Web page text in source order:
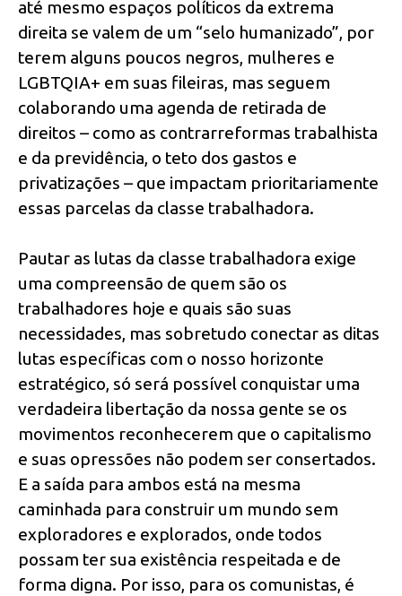
até mesmo espaços políticos da extrema
direita se valem de um “selo humanizado”, por
terem alguns poucos negros, mulheres e
LGBTQIA+ em suas fileiras, mas seguem
colaborando uma agenda de retirada de
direitos – como as contrarreformas trabalhista
e da previdência, o teto dos gastos e
privatizações – que impactam prioritariamente
essas parcelas da classe trabalhadora.
Pautar as lutas da classe trabalhadora exige
uma compreensão de quem são os
trabalhadores hoje e quais são suas
necessidades, mas sobretudo conectar as ditas
lutas específicas com o nosso horizonte
estratégico, só será possível conquistar uma
verdadeira libertação da nossa gente se os
movimentos reconhecerem que o capitalismo
e suas opressões não podem ser consertados.
E a saída para ambos está na mesma
caminhada para construir um mundo sem
exploradores e explorados, onde todos
possam ter sua existência respeitada e de
forma digna. Por isso, para os comunistas, é